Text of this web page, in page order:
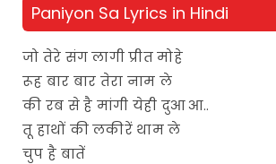
Paniyon Sa Lyrics in Hindi
जो तेरे संग लागी प्रीत मोहे
रूह बार बार तेरा नाम ले
की रब से है मांगी येही दुआ आ..
तू हाथों की लकीरें थाम ले
चुप है बातें